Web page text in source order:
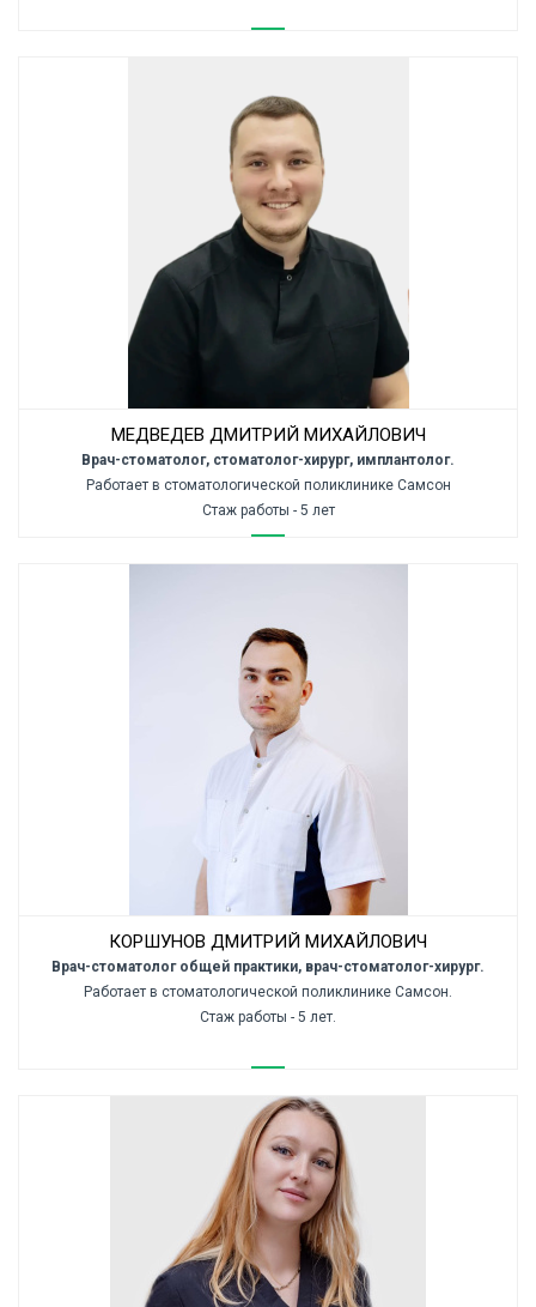
МЕДВЕДЕВ ДМИТРИЙ МИХАЙЛОВИЧ
Врач-стоматолог, стоматолог-хирург, имплантолог.
Работает в стоматологической поликлинике Самсон
Стаж работы - 5 лет
КОРШУНОВ ДМИТРИЙ МИХАЙЛОВИЧ
Врач-стоматолог общей практики, врач-стоматолог-хирург.
Работает в стоматологической поликлинике Самсон.
Стаж работы - 5 лет.